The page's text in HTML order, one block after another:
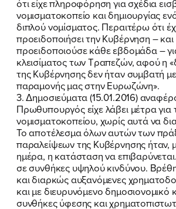
ότι είχε πληροφόρηση για σχέδια
νομισματοκοπείο και δημιουργίας
διπλού νομίσματος. Περαιτέρω ότι
προειδοποιήσει την Κυβέρνηση – και
προειδοποιούσε κάθε εβδομάδα –
κλεισίματος των Τραπεζών, αφού η
της Κυβέρνησης δεν ήταν συμβατή
παραμονής μας στην Ευρωζώνη».
3. Δημοσιεύματα (15.01.2016)
Πρωθυπουργός είχε λάβει μέτρα
νομισματοκοπείου, χωρίς αυτά να
Το αποτέλεσμα όλων αυτών των
παραλείψεων της Κυβέρνησης ήταν,
ημέρα, η κατάσταση να
σε συνθήκες υψηλού κινδύνου.
και διαρκώς αυξανόμενες
και με διευρυνόμενο δημοσιονομικό
συνθήκες ύφεσης και